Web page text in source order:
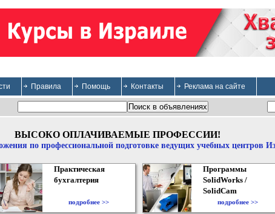
Правила Помощь Контакты Реклама на сайте
ВЫСОКО ОПЛАЧИВАЕМЫЕ ПРОФЕССИИ!
по профессиональной подготовке ведущих учебных центров
Практическая
бухгалтерия
подробнее >>
Программы
SolidWorks /
SolidCam
подробнее >>